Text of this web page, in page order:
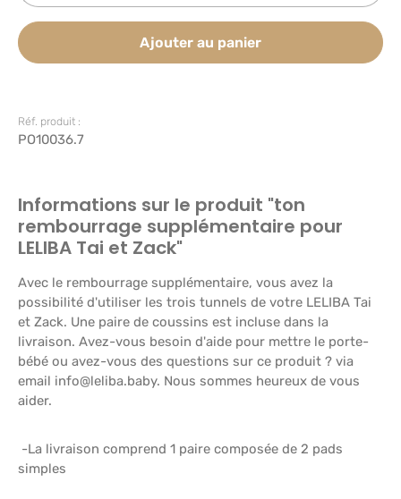
Ajouter au panier
Réf. produit :
PO10036.7
Informations sur le produit "ton
rembourrage supplémentaire pour
LELIBA Tai et Zack"
Avec le rembourrage supplémentaire, vous avez la
possibilité d'utiliser les trois tunnels de votre LELIBA Tai
et Zack. Une paire de coussins est incluse dans la
livraison. Avez-vous besoin d'aide pour mettre le porte-
bébé ou avez-vous des questions sur ce produit ? via
email info@leliba.baby. Nous sommes heureux de vous
aider.
-La livraison comprend 1 paire composée de 2 pads
simples